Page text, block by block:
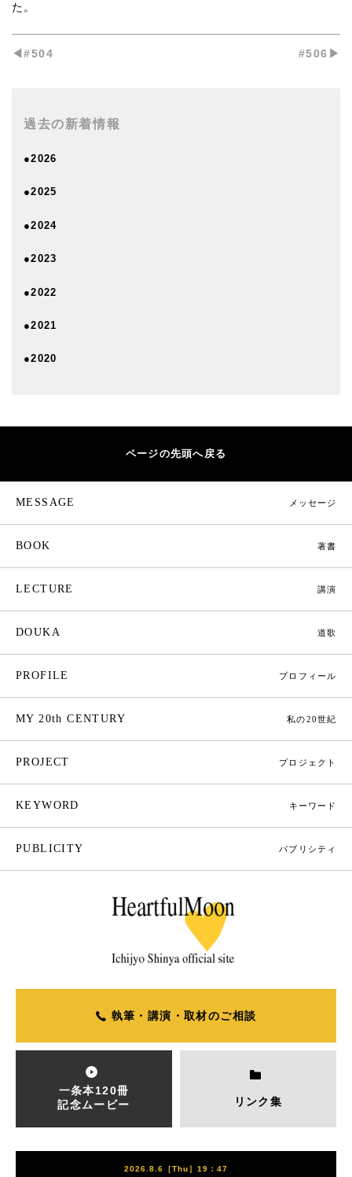
た。
◀︎#504 #506▶︎
過去の新着情報
●2026
●2025
●2024
●2023
●2022
●2021
●2020
ページの先頭へ戻る
MESSAGE メッセージ
BOOK 著書
LECTURE 講演
DOUKA 道歌
PROFILE プロフィール
MY 20th CENTURY 私の20世紀
PROJECT プロジェクト
KEYWORD キーワード
PUBLICITY パブリシティ
執筆・講演・取材のご相談
一条本120冊
記念ムービー
リンク集
2026.8.6［Thu］19：47